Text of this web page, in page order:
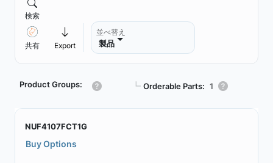
検索
共有 Export
並べ替え
製品
Product Groups: ┗ Orderable Parts: 1
NUF4107FCT1G
Buy Options